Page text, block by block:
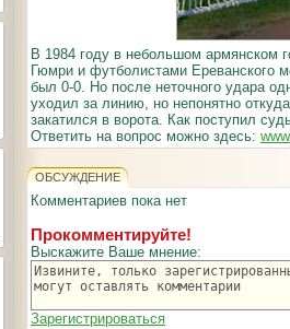
В 1984 году в небольшом армянском
Гюмри и футболистами Ереванского
был 0-0. Но после неточного удара
уходил за линию, но непонятно
закатился в ворота. Как поступил
Ответить на вопрос можно здесь:
ОБСУЖДЕНИЕ
Комментариев пока нет
Прокомментируйте!
Выскажите Ваше мнение:
Зарегистрироваться